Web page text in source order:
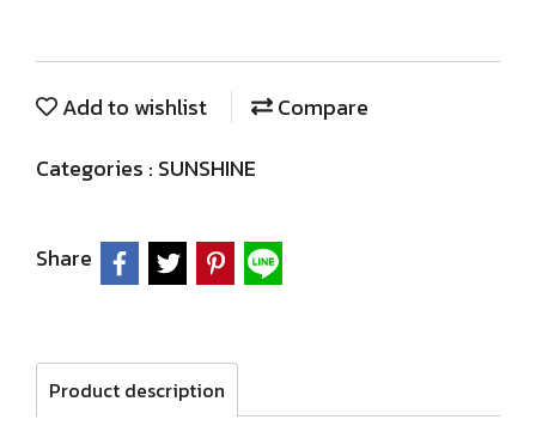
Add to wishlist
Compare
Categories : SUNSHINE
Share
Product description